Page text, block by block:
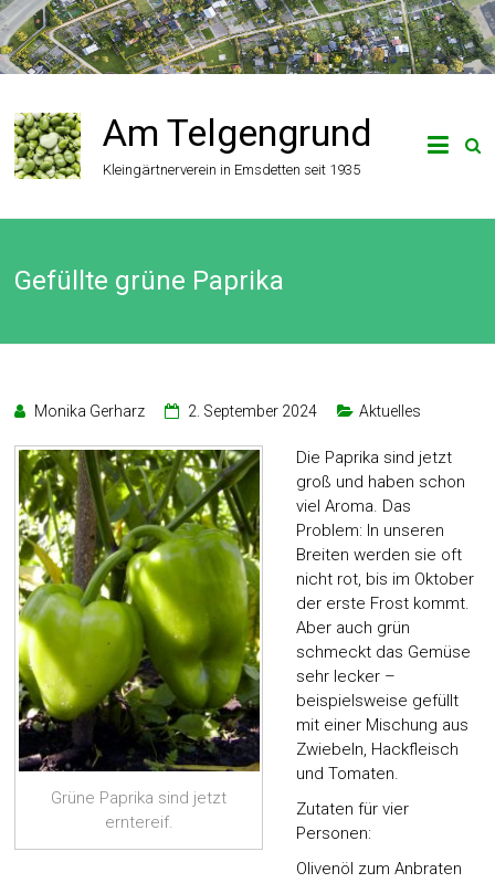
Zum
Inhalt
springen
Am Telgengrund
Kleingärtnerverein in Emsdetten seit 1935
Gefüllte grüne Paprika
Monika Gerharz 2. September 2024 Aktuelles
Grüne Paprika sind jetzt
erntereif.
Die Paprika sind jetzt
groß und haben schon
viel Aroma. Das
Problem: In unseren
Breiten werden sie oft
nicht rot, bis im Oktober
der erste Frost kommt.
Aber auch grün
schmeckt das Gemüse
sehr lecker –
beispielsweise gefüllt
mit einer Mischung aus
Zwiebeln, Hackfleisch
und Tomaten.
Zutaten für vier
Personen:
Olivenöl zum Anbraten